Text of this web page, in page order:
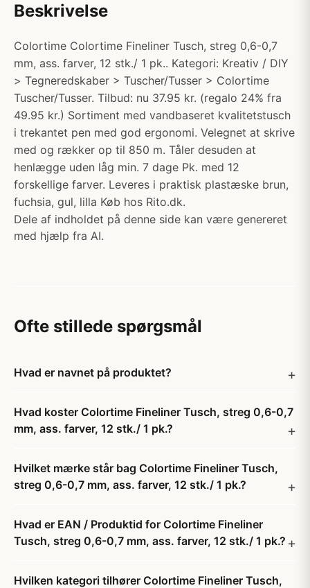
Beskrivelse
Colortime Colortime Fineliner Tusch, streg 0,6-0,7
mm, ass. farver, 12 stk./ 1 pk.. Kategori: Kreativ / DIY
> Tegneredskaber > Tuscher/Tusser > Colortime
Tuscher/Tusser. Tilbud: nu 37.95 kr. (regalo 24% fra
49.95 kr.) Sortiment med vandbaseret kvalitetstusch
i trekantet pen med god ergonomi. Velegnet at skrive
med og rækker op til 850 m. Tåler desuden at
henlægge uden låg min. 7 dage Pk. med 12
forskellige farver. Leveres i praktisk plastæske brun,
fuchsia, gul, lilla Køb hos Rito.dk.
Dele af indholdet på denne side kan være genereret
med hjælp fra AI.
Ofte stillede spørgsmål
Hvad er navnet på produktet?
Hvad koster Colortime Fineliner Tusch, streg 0,6-0,7
mm, ass. farver, 12 stk./ 1 pk.?
Hvilket mærke står bag Colortime Fineliner Tusch,
streg 0,6-0,7 mm, ass. farver, 12 stk./ 1 pk.?
Hvad er EAN / Produktid for Colortime Fineliner
Tusch, streg 0,6-0,7 mm, ass. farver, 12 stk./ 1 pk.?
Hvilken kategori tilhører Colortime Fineliner Tusch,